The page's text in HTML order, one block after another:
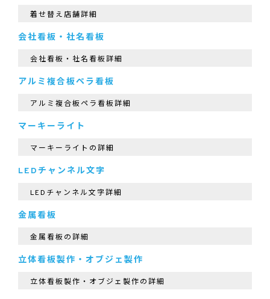
着せ替え店舗詳細
会社看板・社名看板
会社看板・社名看板詳細
アルミ複合板ペラ看板
アルミ複合板ペラ看板詳細
マーキーライト
マーキーライトの詳細
LEDチャンネル文字
LEDチャンネル文字詳細
金属看板
金属看板の詳細
立体看板製作・オブジェ製作
立体看板製作・オブジェ製作の詳細